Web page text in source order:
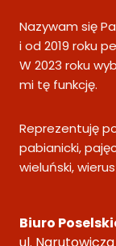
Nazywam się
i od 2019 roku
W 2023 roku
mi tę funkcję.
Reprezentuję
pabianicki,
wieluński,
Biuro